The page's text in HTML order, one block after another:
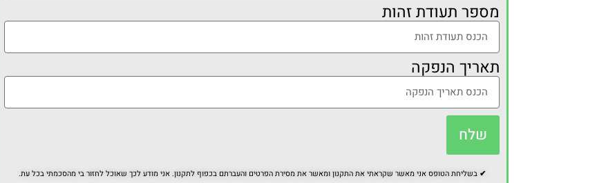
מספר תעודת זהות
תאריך הנפקה
שלח
✔ בשליחת הטופס אני מאשר שקראתי את התקנון ומאשר את מסירת הפרטים והעברתם בכפוף לתקנון. אני מודע לכך שאוכל לחזור בי מהסכמתי בכל עת.